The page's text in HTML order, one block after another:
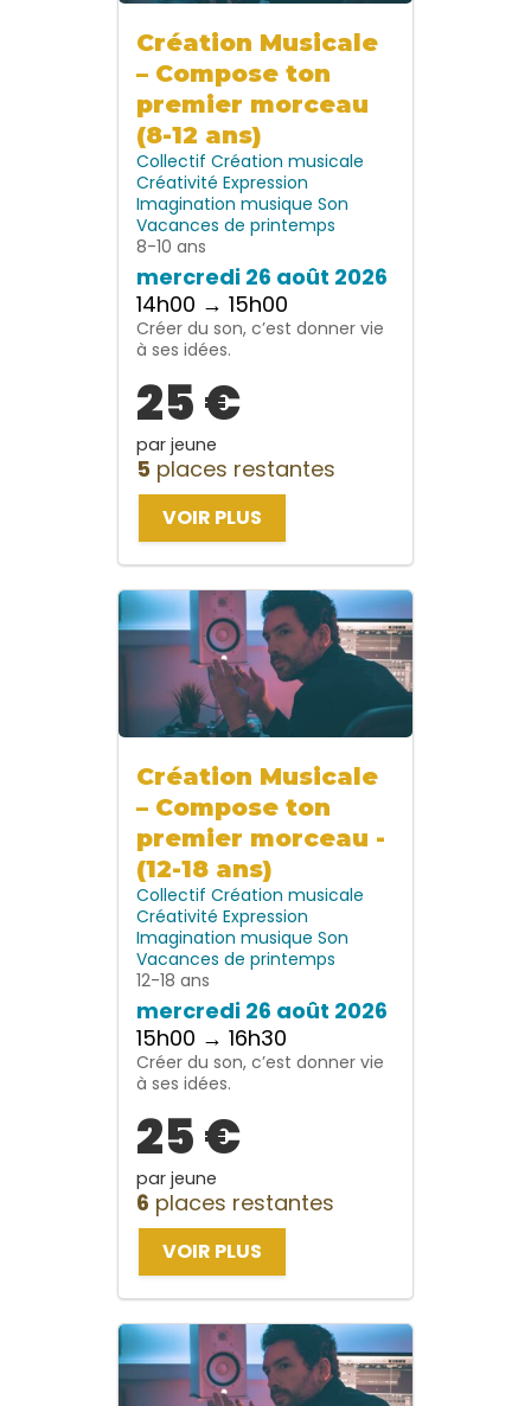
Création Musicale
– Compose ton
premier morceau
(8-12 ans)
Collectif Création musicale
Créativité Expression
Imagination musique Son
Vacances de printemps
8-10 ans
mercredi 26 août 2026
14h00 → 15h00
Créer du son, c’est donner vie
à ses idées.
25 €
par jeune
5 places restantes
VOIR PLUS
Création Musicale
– Compose ton
premier morceau -
(12-18 ans)
Collectif Création musicale
Créativité Expression
Imagination musique Son
Vacances de printemps
12-18 ans
mercredi 26 août 2026
15h00 → 16h30
Créer du son, c’est donner vie
à ses idées.
25 €
par jeune
6 places restantes
VOIR PLUS